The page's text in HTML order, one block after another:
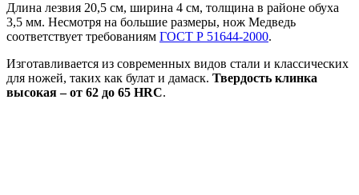
Длина лезвия 20,5 см, ширина 4 см, толщина в районе обуха
3,5 мм. Несмотря на большие размеры, нож Медведь
соответствует требованиям ГОСТ Р 51644-2000.
Изготавливается из современных видов стали и классических
для ножей, таких как булат и дамаск. Твердость клинка
высокая – от 62 до 65 HRC.